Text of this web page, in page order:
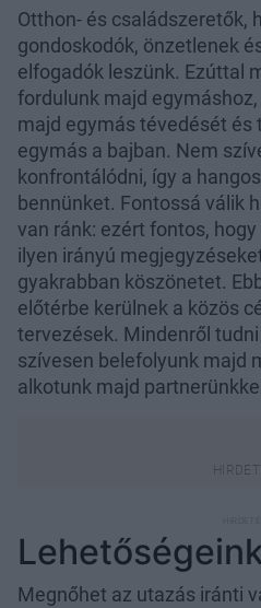
Otthon- és családszeretők,
gondoskodók, önzetlenek
elfogadók leszünk. Ezúttal
fordulunk majd
majd egymás tévedését és
egymás a bajban. Nem
konfrontálódni, így a
bennünket. Fontossá válik
van ránk: ezért fontos,
ilyen irányú
gyakrabban köszönetet.
előtérbe kerülnek a közös
tervezések. Mindenről
szívesen belefolyunk majd
alkotunk majd
Megnőhet az utazás iránti